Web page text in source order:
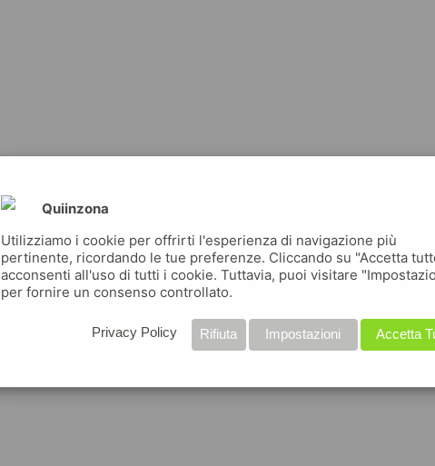
Quiinzona
Utilizziamo i cookie per offrirti l'esperienza di navigazione più
pertinente, ricordando le tue preferenze. Cliccando su "Accetta
acconsenti all'uso di tutti i cookie. Tuttavia, puoi visitare
per fornire un consenso controllato.
Accetta
Impostazioni
Rifiuta
Privacy Policy